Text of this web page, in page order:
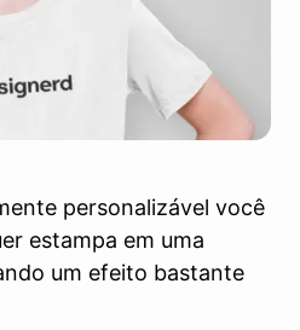
personalizável você
estampa em uma
um efeito bastante